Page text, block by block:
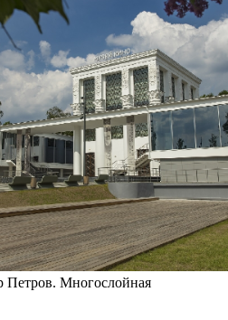
Петров. Многослойная